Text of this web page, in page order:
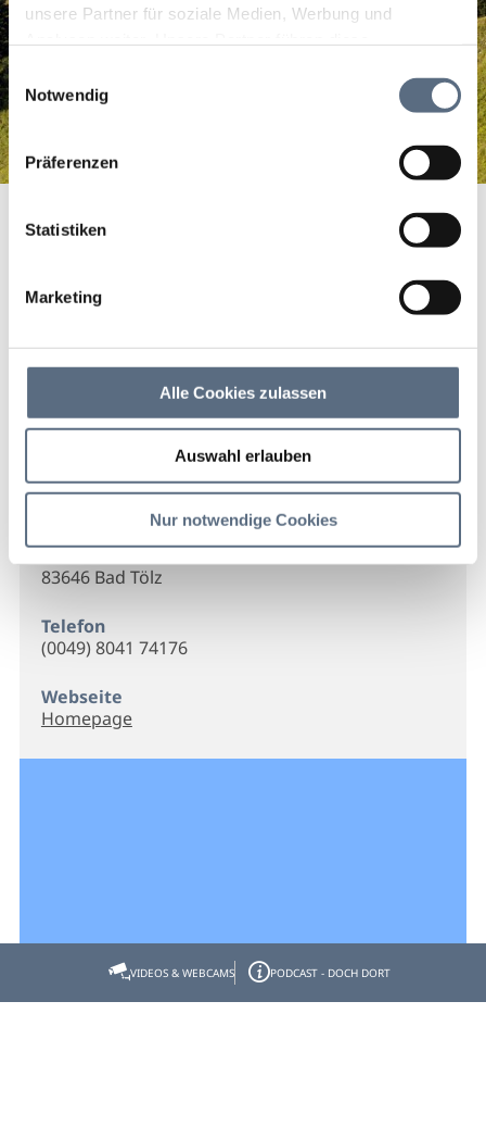
unsere Partner für soziale Medien, Werbung und
zusammen, die Sie ihnen bereitgestellt haben oder die
sie im Rahmen Ihrer Nutzung der Dienste gesammelt
Einwilligungsauswahl
Notwendig
Präferenzen
Statistiken
Marketing
Alle Cookies zulassen
Auswahl erlauben
Nur notwendige Cookies
Marionettentheater Bad
Tölz
Kontakt
Marionettentheater der Stadt Bad Tölz
Am Schlossplatz 1
83646 Bad Tölz
Telefon
(0049) 8041 74176
Webseite
Homepage
VIDEOS & WEBCAMS PODCAST - DOCH DORT